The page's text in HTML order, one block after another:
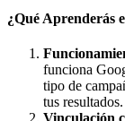
¿Qué Aprenderás
funciona
tipo de
tus resultados.